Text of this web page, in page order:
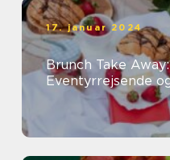
17. januar 2024
Brunch Take
Eventyrrejsende